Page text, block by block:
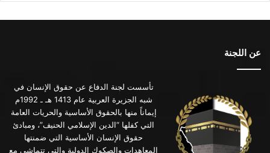
عن اللجنة
تأسست لجنة الدفاع عن حقوق الإنسان في
شبه الجزيرة العربية عام 1413 هـ ـ 1992م
إيماناً منها بالحقوق الأساسية والحريات العامة
التي كفلها “الدين الإسلامي الحنيف”، ومبادئ
حقوق الإنسان الأساسية التي ضمنتها
المعاهدات والصكوك الدولية والتي تتماشى مع